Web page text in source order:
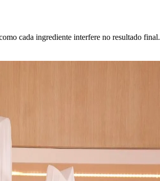
cada ingrediente interfere no resultado final.